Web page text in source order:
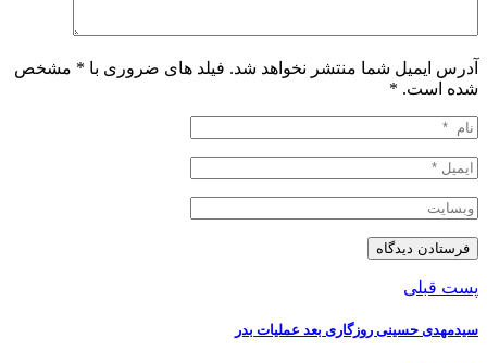
آدرس ایمیل شما منتشر نخواهد شد. فیلد های ضروری با * مشخص
شده است. *
پست قبلی
سیدمهدی حسینی روزگاری بعد عملیات بدر